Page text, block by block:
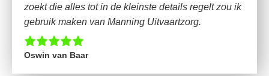
zoekt die alles tot in de kleinste details regelt zou ik
gebruik maken van Manning Uitvaartzorg.
Oswin van Baar